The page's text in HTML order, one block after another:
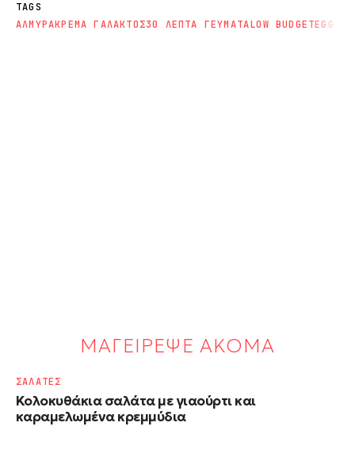
TAGS
ΑΛΜΥΡΑΚΡΕΜΑ ΓΑΛΑΚΤΟΣ30 ΛΕΠΤΑ ΓΕΥΜΑΤΑLOW BUDGETEGG
ΜΑΓΕΙΡΕΨΕ ΑΚΟΜΑ
Κολοκυθάκια σαλάτα με γιαούρτι και
καραμελωμένα κρεμμύδια
ΣΑΛΑΤΕΣ